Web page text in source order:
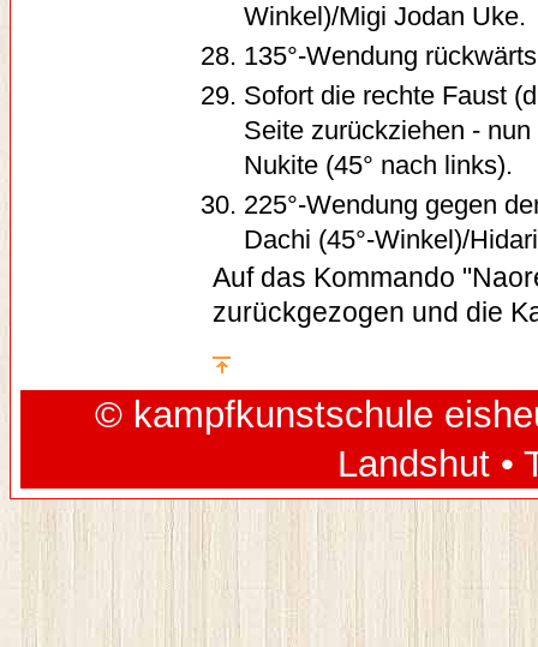
Winkel)/Migi Jodan Uke.
135°-Wendung
Sofort die rechte Faust
Seite zurückziehen -
Nukite (45° nach links).
225°-Wendung gegen
Dachi (45°-Winkel)/
Auf das Kommando
zurückgezogen und die
© kampfkunstschule
Landshut •